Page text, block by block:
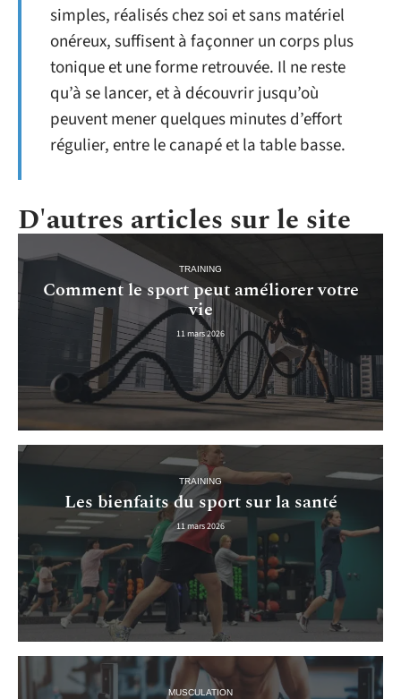
simples, réalisés chez soi et sans matériel
onéreux, suffisent à façonner un corps plus
tonique et une forme retrouvée. Il ne reste
qu’à se lancer, et à découvrir jusqu’où
peuvent mener quelques minutes d’effort
régulier, entre le canapé et la table basse.
D'autres articles sur le site
TRAINING
Comment le sport peut améliorer votre
vie
11 mars 2026
TRAINING
Les bienfaits du sport sur la santé
11 mars 2026
MUSCULATION